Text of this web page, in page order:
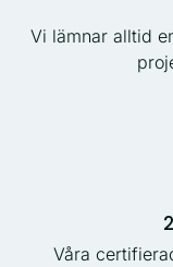
Vi lämnar alltid
Våra